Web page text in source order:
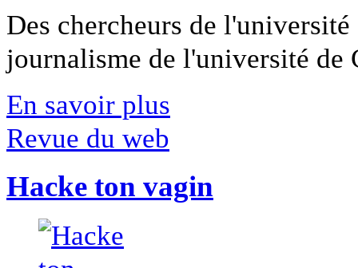
Des chercheurs de
journalisme de l'université
En savoir plus
Revue du web
Hacke ton vagin